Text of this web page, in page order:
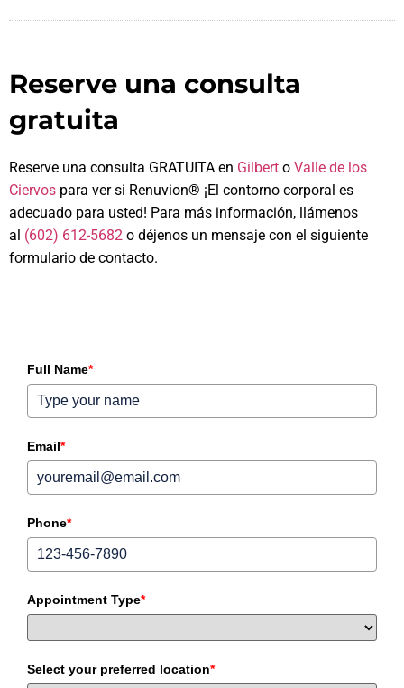
Reserve una consulta
gratuita
Reserve una consulta GRATUITA en Gilbert o Valle de los
Ciervos para ver si Renuvion® ¡El contorno corporal es
adecuado para usted! Para más información, llámenos
al (602) 612-5682 o déjenos un mensaje con el siguiente
formulario de contacto.
Full Name*
Email*
Phone*
Appointment Type*
Select your preferred location*